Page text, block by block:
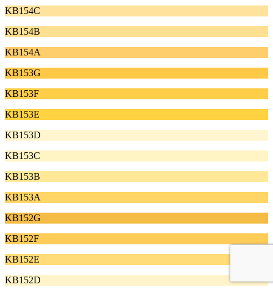
KB154C
KB154B
KB154A
KB153G
KB153F
KB153E
KB153D
KB153C
KB153B
KB153A
KB152G
KB152F
KB152E
KB152D